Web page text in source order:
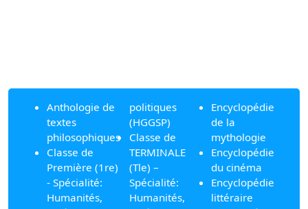
Anthologie de
textes
philosophiques
Classe de
Première (1re)
- Spécialité:
Humanités,
politiques
(HGGSP)
Classe de
TERMINALE
(Tle) –
Spécialité:
Humanités,
Encyclopédie
de la
mythologie
Encyclopédie
du cinéma
Encyclopédie
littéraire